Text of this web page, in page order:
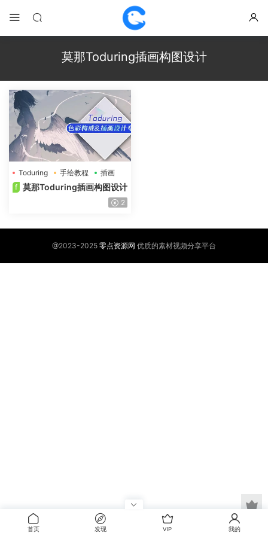
莫那Toduring插画构图设计
Toduring 手绘教程
插画
f 莫那Toduring插画构图设计
2
@2023-2025 零点资源网 优质的素材视频分享平台
首页 发现 VIP 我的